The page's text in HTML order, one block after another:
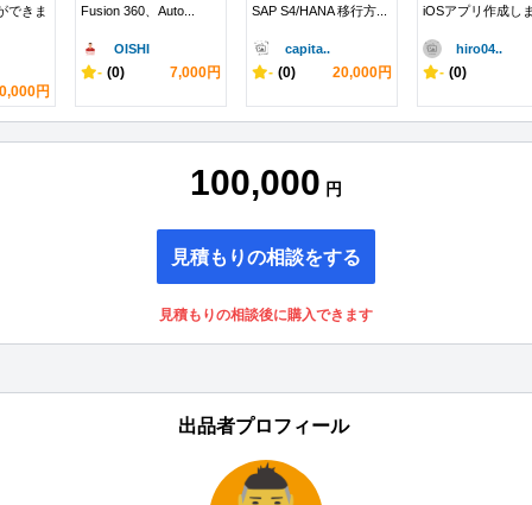
できま
円
Fusion 360、Auto...
OISHI
- (0) 7,000円
SAP S4/HANA 移行方...
capita..
- (0) 20,000円
iOSアプリ作成し
hiro04..
- (0)
100,000 円
見積もりの相談をする
見積もりの相談後に購入できます
出品者プロフィール